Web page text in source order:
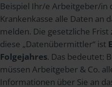
Beispiel Ihr/e Arbeitgeber/in
Krankenkasse alle Daten an
melden. Die gesetzliche Frist
diese „Datenübermittler“ ist
Folgejahres. Das bedeutet:
müssen Arbeitgeber & Co.
Informationen über Sie an